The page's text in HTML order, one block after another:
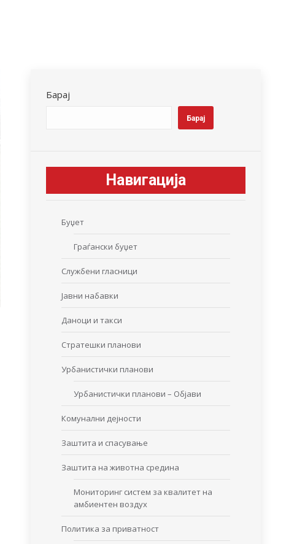
Барај
Барај
Навигација
Буџет
Граѓански буџет
Службени гласници
Јавни набавки
Даноци и такси
Стратешки планови
Урбанистички планови
Урбанистички планови – Објави
Комунални дејности
Заштита и спасување
Заштита на животна средина
Мониторинг систем за квалитет на
амбиентен воздух
Политика за приватност